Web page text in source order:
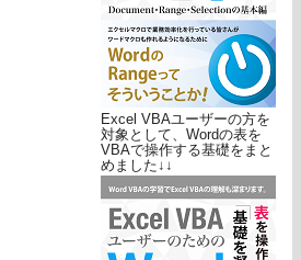
Excel VBAユーザーの方を
対象として、Wordの表を
VBAで操作する基礎をまと
めました↓↓